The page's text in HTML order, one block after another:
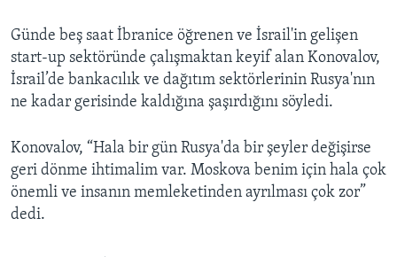
Günde beş saat İbranice öğrenen ve İsrail'in gelişen
start-up sektöründe çalışmaktan keyif alan Konovalov,
İsrail’de bankacılık ve dağıtım sektörlerinin Rusya'nın
ne kadar gerisinde kaldığına şaşırdığını söyledi.
Konovalov, “Hala bir gün Rusya'da bir şeyler değişirse
geri dönme ihtimalim var. Moskova benim için hala çok
önemli ve insanın memleketinden ayrılması çok zor”
dedi.